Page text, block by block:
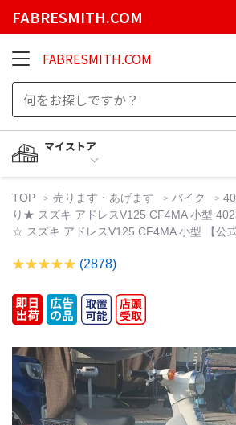
FABRESMITH.COM
FABRESMITH.COM
マイストア
TOP 売ります・あげます バイク
り★ スズキ アドレスV125 CF4MA 小型
☆ スズキ アドレスV125 CF4MA 小型 【公式
(2878)